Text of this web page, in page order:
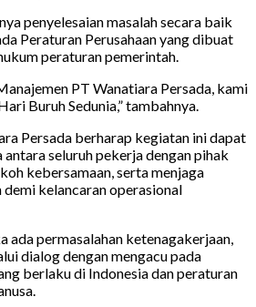
penyelesaian masalah secara baik
Peraturan Perusahaan yang dibuat
peraturan pemerintah.
PT Wanatiara Persada, kami
Buruh Sedunia,” tambahnya.
Persada berharap kegiatan ini dapat
seluruh pekerja dengan pihak
kebersamaan, serta menjaga
demi kelancaran operasional
ada permasalahan ketenagakerjaan,
dialog dengan mengacu pada
berlaku di Indonesia dan peraturan